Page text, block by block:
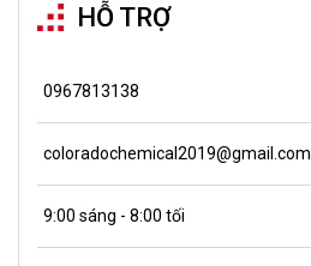
HỖ TRỢ
0967813138
coloradochemical2019@gmail.com
9:00 sáng - 8:00 tối